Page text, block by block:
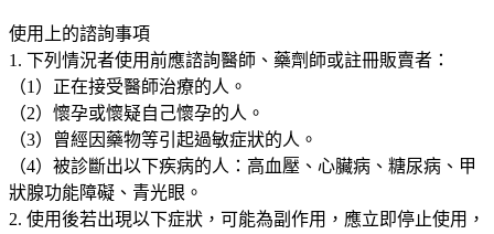
數
量
使用上的諮詢事項
1. 下列情況者使用前應諮詢醫師、藥劑師或註冊販賣者：
（1）正在接受醫師治療的人。
（2）懷孕或懷疑自己懷孕的人。
（3）曾經因藥物等引起過敏症狀的人。
（4）被診斷出以下疾病的人：高血壓、心臟病、糖尿病、甲
狀腺功能障礙、青光眼。
2. 使用後若出現以下症狀，可能為副作用，應立即停止使用，